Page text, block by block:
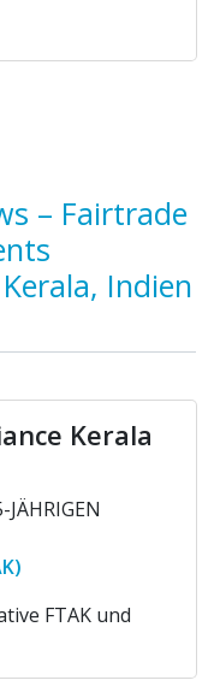
– Fairtrade
Indien
Kerala
FTAK und